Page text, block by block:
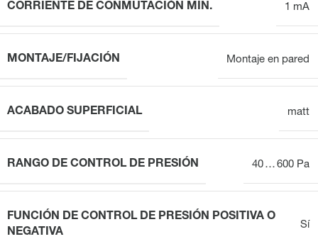
CORRIENTE DE CONMUTACIÓN MÍN. 1 mA
MONTAJE/FIJACIÓN Montaje en pared
ACABADO SUPERFICIAL matt
RANGO DE CONTROL DE PRESIÓN 40 … 600 Pa
FUNCIÓN DE CONTROL DE PRESIÓN POSITIVA O
NEGATIVA
Sí